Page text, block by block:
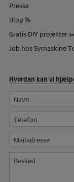
Presse
Blog 📝
Gratis DIY projekter
Job hos Symaskine
Hvordan kan vi
Navn
Telefon
Mailadresse
Besked